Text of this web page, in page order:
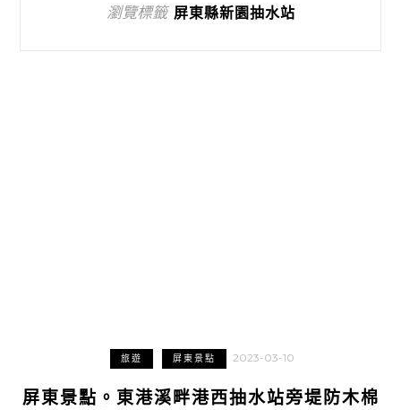
瀏覽標籤 屏東縣新園抽水站
旅遊 屏東景點 2023-03-10
屏東景點。東港溪畔港西抽水站旁堤防木棉